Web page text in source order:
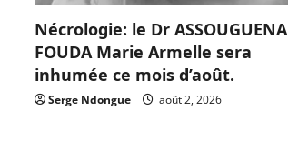
Nécrologie: le Dr ASSOUGUENA
FOUDA Marie Armelle sera
inhumée ce mois d’août.
Serge Ndongue août 2, 2026